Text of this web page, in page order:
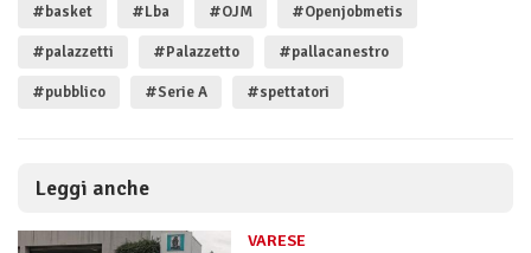
#basket #Lba #OJM #Openjobmetis
#palazzetti #Palazzetto #pallacanestro
#pubblico #Serie A #spettatori
Leggi anche
VARESE